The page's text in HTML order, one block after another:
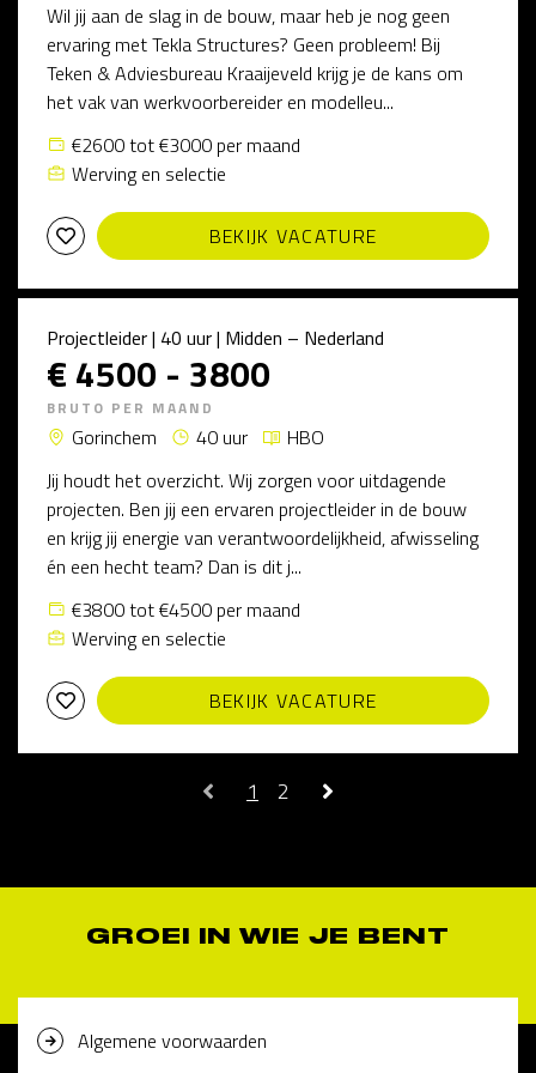
Wil jij aan de slag in de bouw, maar heb je nog geen
ervaring met Tekla Structures? Geen probleem! Bij
Teken & Adviesbureau Kraaijeveld krijg je de kans om
het vak van werkvoorbereider en modelleu...
€2600 tot €3000 per maand
Werving en selectie
BEKIJK VACATURE
Projectleider | 40 uur | Midden – Nederland
€ 4500 - 3800
BRUTO PER MAAND
Gorinchem 40 uur
HBO
Jij houdt het overzicht. Wij zorgen voor uitdagende
projecten. Ben jij een ervaren projectleider in de bouw
en krijg jij energie van verantwoordelijkheid, afwisseling
én een hecht team? Dan is dit j...
€3800 tot €4500 per maand
Werving en selectie
BEKIJK VACATURE
1 2
GROEI IN WIE JE BENT
Algemene voorwaarden